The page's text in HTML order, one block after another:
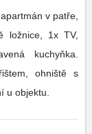
v patře,
ložnice, 1x TV,
kuchyňka.
ohniště s
u objektu.